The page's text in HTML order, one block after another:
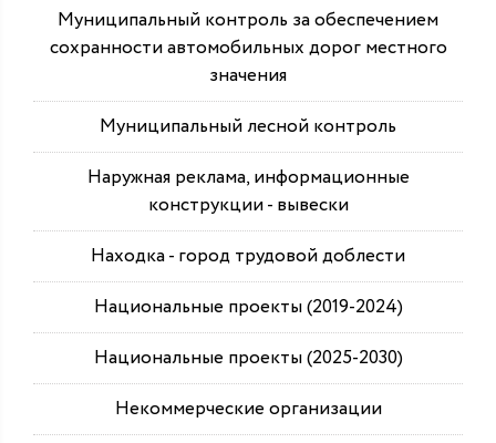
Муниципальный контроль за обеспечением
сохранности автомобильных дорог местного
значения
Муниципальный лесной контроль
Наружная реклама, информационные
конструкции - вывески
Находка - город трудовой доблести
Национальные проекты (2019-2024)
Национальные проекты (2025-2030)
Некоммерческие организации